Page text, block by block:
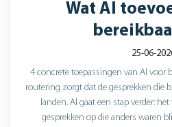
Wat AI
25-06-
4 concrete toepassingen van AI voor
routering zorgt dat de gesprekken die
landen. AI gaat een stap verder:
gesprekken op die anders waren